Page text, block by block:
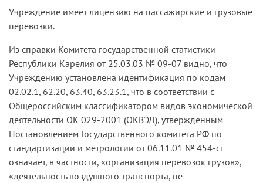
Учреждение имеет лицензию на пассажирские и грузовые
перевозки.
Из справки Комитета государственной статистики
Республики Карелия от 25.03.03 № 09-07 видно, что
Учреждению установлена идентификация по кодам
02.02.1, 62.20, 63.40, 63.23.1, что в соответствии с
Общероссийским классификатором видов экономической
деятельности ОК 029-2001 (ОКВЭД), утвержденным
Постановлением Государственного комитета РФ по
стандартизации и метрологии от 06.11.01 № 454-cт
означает, в частности, «организация перевозок грузов»,
«деятельность воздушного транспорта, не